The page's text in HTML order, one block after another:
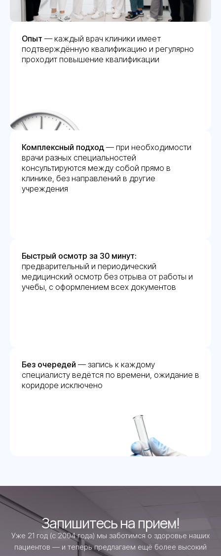
Опыт — каждый врач клиники имеет
подтверждённую квалификацию и регулярно
проходит повышение квалификации
Комплексный подход — при необходимости
врачи разных специальностей
консультируются между собой прямо в
клинике, без направлений в другие
учреждения
Быстрый осмотр за 30 минут:
предварительный и периодический
медицинский осмотр без отрыва от работы и
учебы, с оформлением всех документов
Без очередей — запись к каждому
специалисту ведётся по времени, ожидание в
коридоре исключено
Запишитесь на прием!
Уже 21 год (с 2004 года) мы заботимся о здоровье наших
пациентов — и теперь предлагаем ещё более высокий